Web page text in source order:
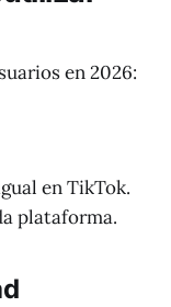
en 2026:
en TikTok.
plataforma.